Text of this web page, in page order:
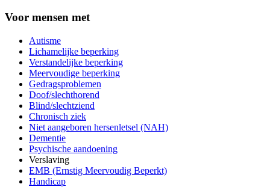
Voor mensen met
Autisme
Lichamelijke beperking
Verstandelijke beperking
Meervoudige beperking
Gedragsproblemen
Doof/slechthorend
Blind/slechtziend
Chronisch ziek
Niet aangeboren hersenletsel (NAH)
Dementie
Psychische aandoening
Verslaving
EMB (Ernstig Meervoudig Beperkt)
Handicap